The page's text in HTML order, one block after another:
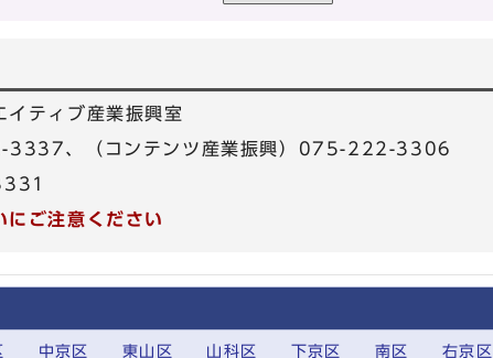
イティブ産業振興室
3337、（コンテンツ産業振興）075-222-3306
にご注意ください
中京区 東山区 山科区 下京区 南区 右京区